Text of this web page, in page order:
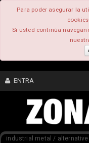
Para poder asegurar la
Si usted continúa
ENTRA
CONTENIDO
industrial metal /